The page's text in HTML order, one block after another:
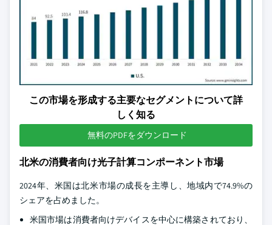
この市場を形成する主要なセグメントについて詳
しく知る
無料のPDFをダウンロード
北米の消費者向け光子計算コンポーネント市場
2024年、米国は北米市場の成長を主導し、地域内で74.9%の
シェアを占めました。
米国市場は消費者向けデバイスを中心に構築されており、